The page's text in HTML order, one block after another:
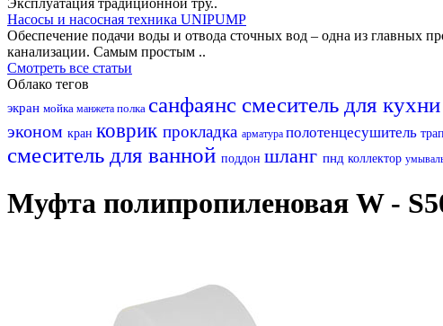
Насосы и насосная техника UNIPUMP
Обеспечение подачи воды и отвода сточных вод – одна из главных
канализации. Самым простым ..
Смотреть все статьи
Облако тегов
экран мойка манжета полка санфаянс смеситель для кухни
эконом кран коврик прокладка арматура полотенцесушитель трап
смеситель для ванной поддон шланг пнд коллектор
Муфта полипропиленовая W -